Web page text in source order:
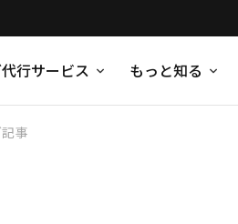
行サービス もっと知る
事